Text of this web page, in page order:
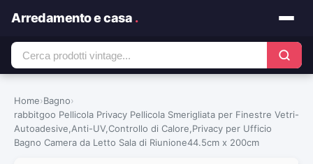
Arredamento e casa .
Home›Bagno›
rabbitgoo Pellicola Privacy Pellicola Smerigliata per Finestre Vetri-
Autoadesive,Anti-UV,Controllo di Calore,Privacy per Ufficio
Bagno Camera da Letto Sala di Riunione44.5cm x 200cm